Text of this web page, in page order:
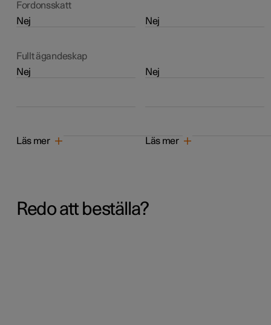
Fordonsskatt
Nej
Nej
Fullt ägandeskap
Nej
Nej
Läs mer Läs mer
Redo att beställa?